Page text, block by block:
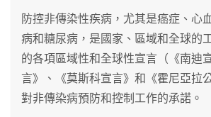
防控非傳染性疾病，尤其是癌症、心
病和糖尿病，是國家、區域和全球的
的各項區域性和全球性宣言（《南迪
言》、《莫斯科宣言》和《霍尼亞拉
對非傳染病預防和控制工作的承諾。